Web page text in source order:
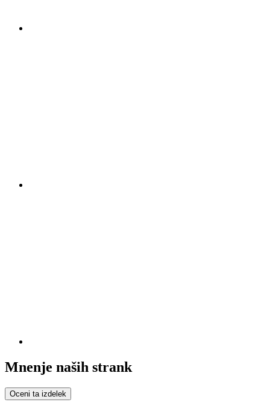
Mnenje naših strank
Oceni ta izdelek